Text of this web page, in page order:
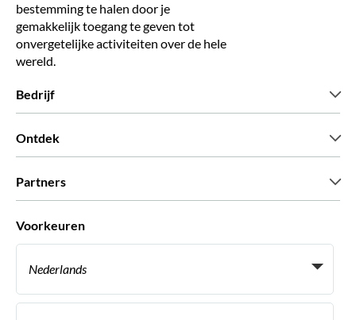
bestemming te halen door je
gemakkelijk toegang te geven tot
onvergetelijke activiteiten over de hele
wereld.
Bedrijf
Ontdek
Partners
Word een Leverancier
Voorkeuren
Nederlands
Italiaans